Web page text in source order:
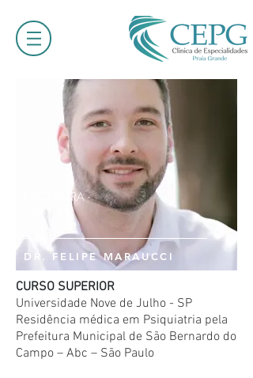
PSIQUIATRA -
DR. FELIPE MARAUCCI
CURSO SUPERIOR
Universidade Nove de Julho - SP
Residência médica em Psiquiatria pela
Prefeitura Municipal de São Bernardo do
Campo – Abc – São Paulo